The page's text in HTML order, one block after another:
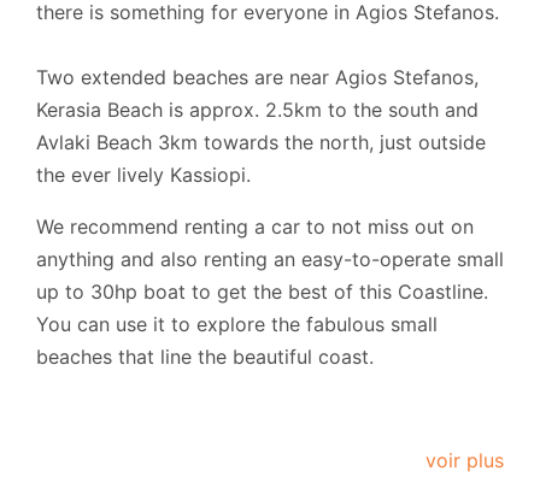
there is something for everyone in Agios Stefanos.
Two extended beaches are near Agios Stefanos,
Kerasia Beach is approx. 2.5km to the south and
Avlaki Beach 3km towards the north, just outside
the ever lively Kassiopi.
We recommend renting a car to not miss out on
anything and also renting an easy-to-operate small
up to 30hp boat to get the best of this Coastline.
You can use it to explore the fabulous small
beaches that line the beautiful coast.
voir plus